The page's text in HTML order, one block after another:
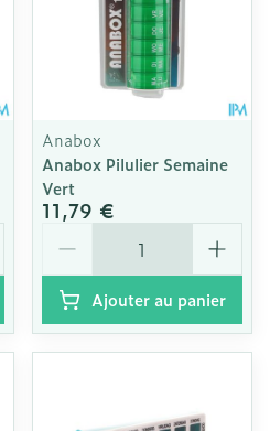
Anabox
Anabox Pilulier Semaine
Vert
11,79 €
Ajouter au panier